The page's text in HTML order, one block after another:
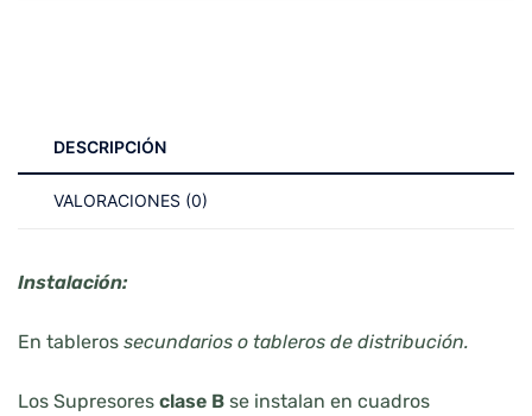
DESCRIPCIÓN
VALORACIONES (0)
Instalación:
En tableros secundarios o tableros de distribución.
Los Supresores clase B se instalan en cuadros